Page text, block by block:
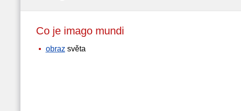
Co je imago mundi
obraz světa